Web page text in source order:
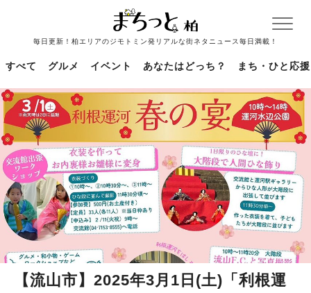
毎日更新！柏エリアのジモトミン発リアルな街ネタニュース毎日満載！
すべて グルメ イベント あなたはどっち？ まち・ひと応援
【流山市】2025年3月1日(土)「利根運